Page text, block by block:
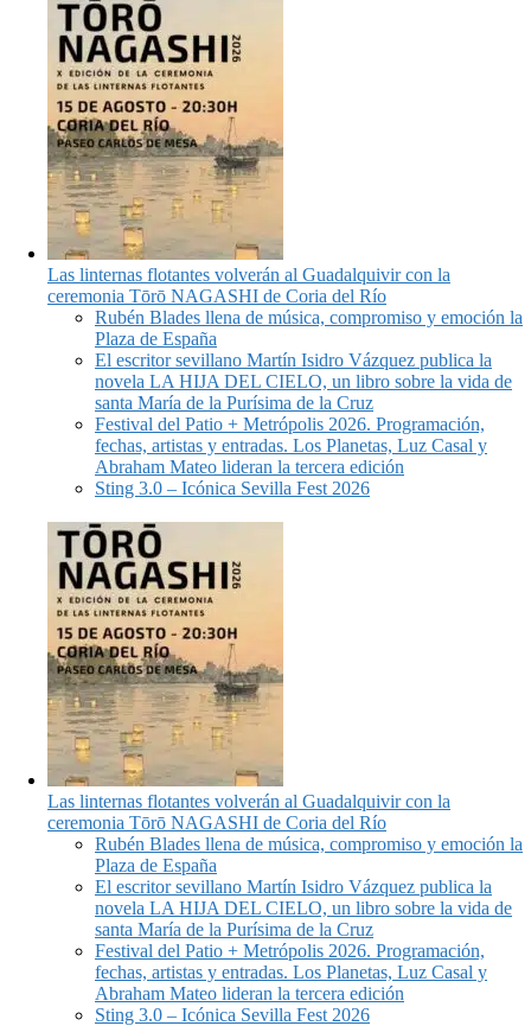
Las linternas flotantes volverán al Guadalquivir con la
ceremonia Tōrō NAGASHI de Coria del Río
Rubén Blades llena de música, compromiso y emoción la
Plaza de España
El escritor sevillano Martín Isidro Vázquez publica la
novela LA HIJA DEL CIELO, un libro sobre la vida de
santa María de la Purísima de la Cruz
Festival del Patio + Metrópolis 2026. Programación,
fechas, artistas y entradas. Los Planetas, Luz Casal y
Abraham Mateo lideran la tercera edición
Sting 3.0 – Icónica Sevilla Fest 2026
Las linternas flotantes volverán al Guadalquivir con la
ceremonia Tōrō NAGASHI de Coria del Río
Rubén Blades llena de música, compromiso y emoción la
Plaza de España
El escritor sevillano Martín Isidro Vázquez publica la
novela LA HIJA DEL CIELO, un libro sobre la vida de
santa María de la Purísima de la Cruz
Festival del Patio + Metrópolis 2026. Programación,
fechas, artistas y entradas. Los Planetas, Luz Casal y
Abraham Mateo lideran la tercera edición
Sting 3.0 – Icónica Sevilla Fest 2026